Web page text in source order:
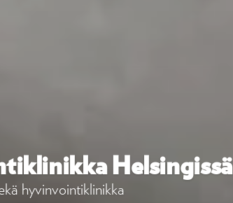
Helsingissä
hyvinvointiklinikka